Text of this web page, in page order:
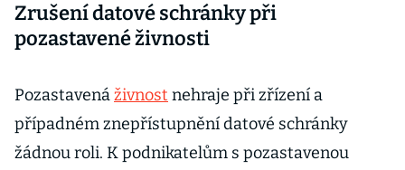
Zrušení datové schránky při
pozastavené živnosti
Pozastavenáživnost nehraje při zřízení a
případném znepřístupnění datové schránky
žádnou roli. K podnikatelům s pozastavenou